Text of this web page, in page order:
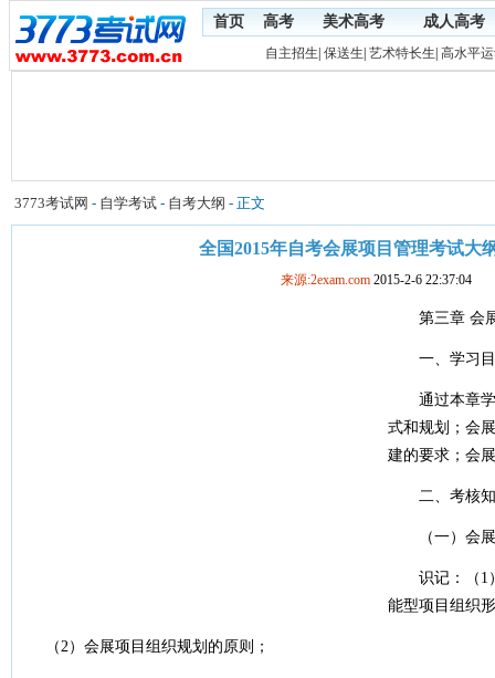
首页 高考 美术高考 成人高考
自主招生 保送生 艺术特长生 高水平
3773考试网 - 自学考试 - 自考大纲 - 正文
全国2015年自考会展项目管理考试大
来源:2exam.com 2015-2-6 22:37:04
第三章 会展
一、学习目
通过本章学
式和规划；会
建的要求；会
二、考核知
（一）会展
识记：（1）
能型项目组织
（2）会展项目组织规划的原则；